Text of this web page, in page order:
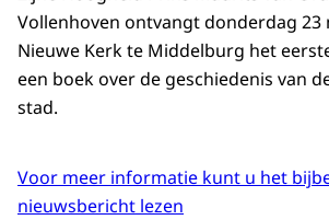
Vollenhoven ontvangt donderdag 23
Nieuwe Kerk te Middelburg het
een boek over de geschiedenis van
stad.
Voor meer informatie kunt u het
nieuwsbericht lezen